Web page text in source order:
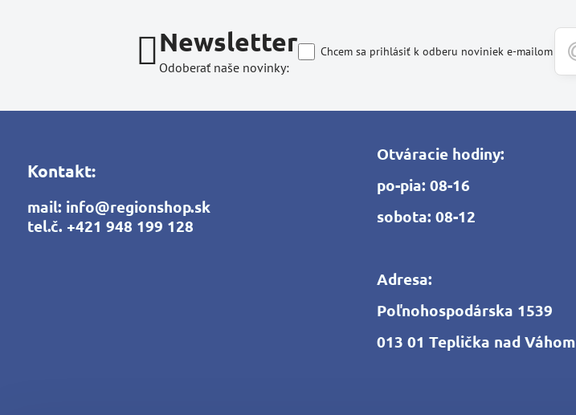
Newsletter
Odoberať naše novinky:
Chcem sa prihlásiť k odberu noviniek e-mailom
Kontakt:
mail: info@regionshop.sk
tel.č. +421 948 199 128
Otváracie hodiny:
po-pia: 08-16
sobota: 08-12
Adresa:
Poľnohospodárska 1539
013 01 Teplička nad Váhom